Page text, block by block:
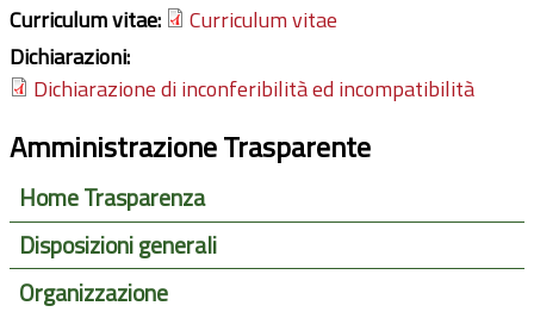
Curriculum vitae:
Curriculum vitae
Dichiarazioni:
Dichiarazione di inconferibilità ed incompatibilità
Amministrazione Trasparente
Home Trasparenza
Disposizioni generali
Organizzazione